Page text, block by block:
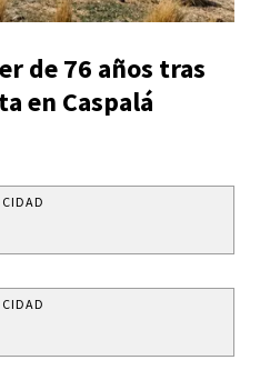
de 76 años tras
en Caspalá